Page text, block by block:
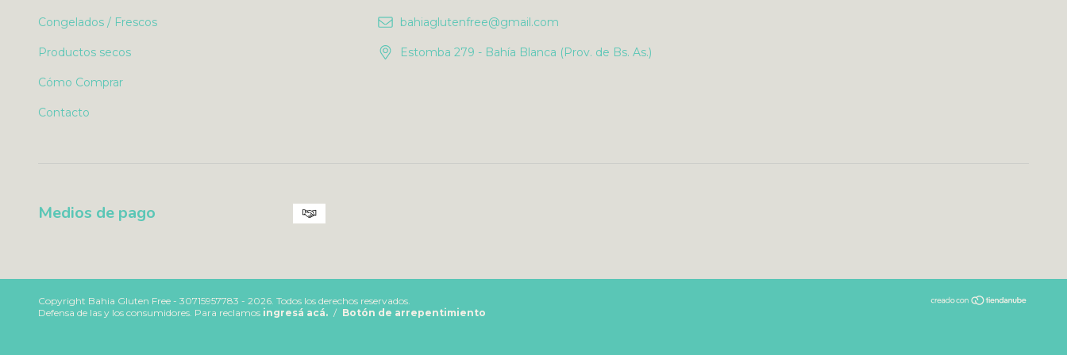
Congelados / Frescos
Productos secos
Cómo Comprar
Contacto
bahiaglutenfree@gmail.com
Estomba 279 - Bahía Blanca (Prov. de Bs. As.)
Medios de pago
Copyright Bahia Gluten Free - 30715957783 - 2026. Todos los derechos reservados.
Defensa de las y los consumidores. Para reclamos ingresá acá. / Botón de arrepentimiento